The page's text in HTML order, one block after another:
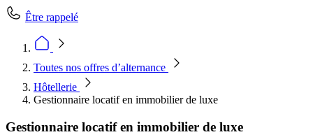
Être rappelé
Toutes nos offres d’alternance
Hôtellerie
Gestionnaire locatif en immobilier de luxe
Gestionnaire locatif en immobilier de luxe